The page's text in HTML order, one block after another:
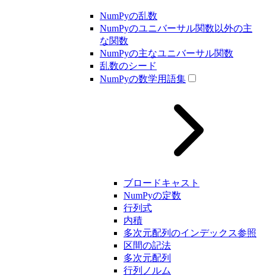
NumPyの乱数
NumPyのユニバーサル関数以外の主
な関数
NumPyの主なユニバーサル関数
乱数のシード
NumPyの数学用語集
ブロードキャスト
NumPyの定数
行列式
内積
多次元配列のインデックス参照
区間の記法
多次元配列
行列ノルム